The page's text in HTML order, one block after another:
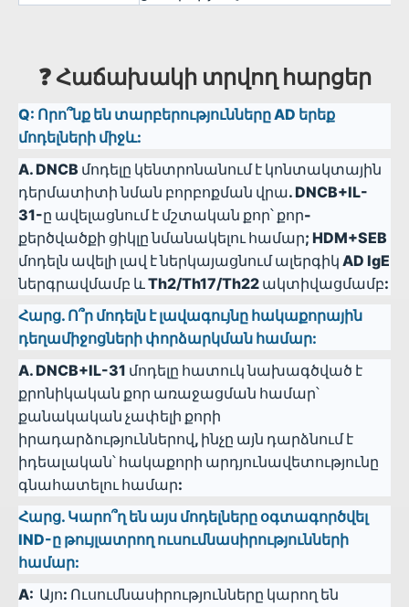
❓ Հաճախակի տրվող հարցեր
Q: Որո՞նք են տարբերությունները AD երեք
մոդելների միջև:
A.DNCB մոդելը կենտրոնանում է կոնտակտային
դերմատիտի նման բորբոքման վրա. DNCB+IL-
31-ը ավելացնում է մշտական ​​քոր՝ քոր-
քերծվածքի ցիկլը նմանակելու համար; HDM+SEB
մոդելն ավելի լավ է ներկայացնում ալերգիկ AD IgE
ներգրավմամբ և Th2/Th17/Th22 ակտիվացմամբ:
Հարց. Ո՞ր մոդելն է լավագույնը հակաքորային
դեղամիջոցների փորձարկման համար:
A.DNCB+IL-31 մոդելը հատուկ նախագծված է
քրոնիկական քոր առաջացման համար՝
քանակական չափելի քորի
իրադարձություններով, ինչը այն դարձնում է
իդեալական՝ հակաքորի արդյունավետությունը
գնահատելու համար:
Հարց. Կարո՞ղ են այս մոդելները օգտագործվել
IND-ը թույլատրող ուսումնասիրությունների
համար:
A: Այո: Ուսումնասիրությունները կարող են